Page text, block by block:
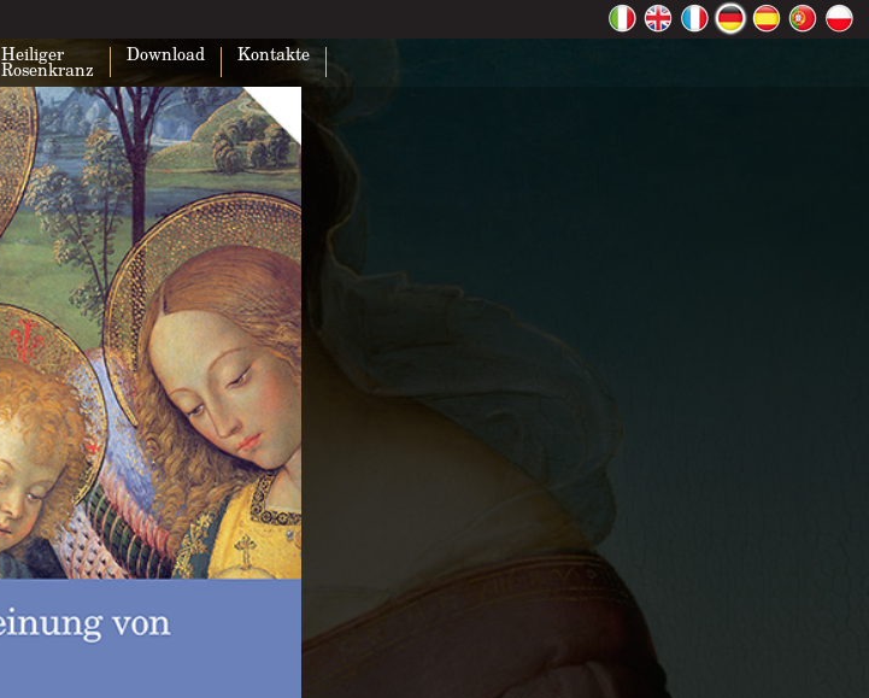
Heiliger
Rosenkranz
Download Kontakte
Google Maps kann auf dieser Seite nicht richtig
geladen werden.
Bist du Inhaber dieser Website?